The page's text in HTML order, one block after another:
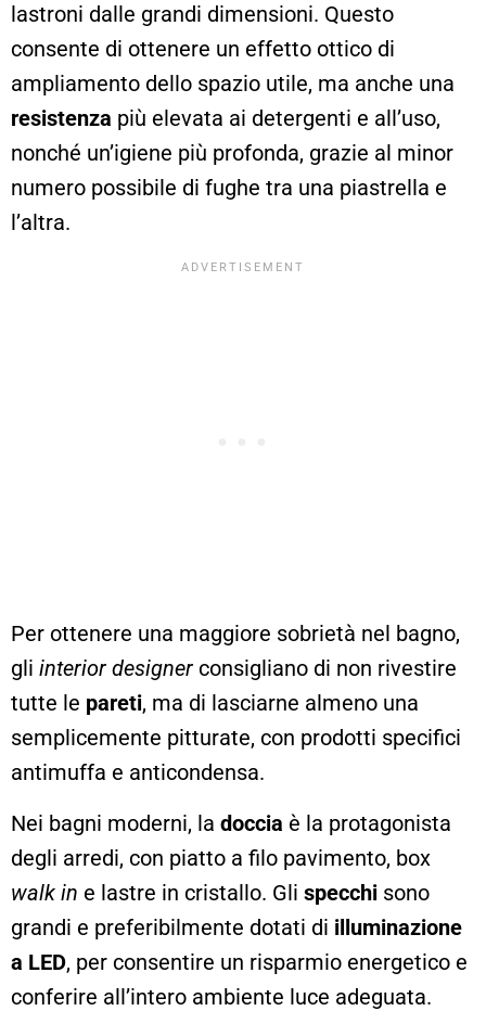
lastroni dalle grandi dimensioni. Questo
consente di ottenere un effetto ottico di
ampliamento dello spazio utile, ma anche una
resistenza più elevata ai detergenti e all’uso,
nonché un’igiene più profonda, grazie al minor
numero possibile di fughe tra una piastrella e
l’altra.
Per ottenere una maggiore sobrietà nel bagno,
gli interior designer consigliano di non rivestire
tutte le pareti, ma di lasciarne almeno una
semplicemente pitturate, con prodotti specifici
antimuffa e anticondensa.
Nei bagni moderni, la doccia è la protagonista
degli arredi, con piatto a filo pavimento, box
walk in e lastre in cristallo. Gli specchi sono
grandi e preferibilmente dotati di illuminazione
a LED, per consentire un risparmio energetico e
conferire all’intero ambiente luce adeguata.